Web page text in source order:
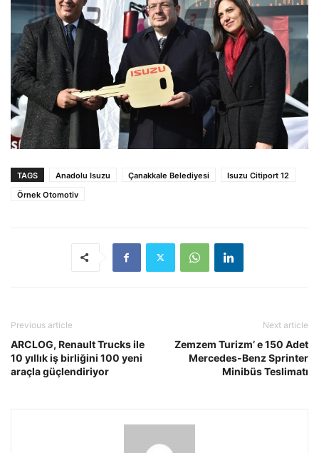
TAGS Anadolu Isuzu Çanakkale Belediyesi
Isuzu Citiport 12
Örnek Otomotiv
Previous article
ARCLOG, Renault Trucks ile
10 yıllık iş birliğini 100 yeni
araçla güçlendiriyor
Next article
Zemzem Turizm’ e 150 Adet
Mercedes-Benz Sprinter
Minibüs Teslimatı